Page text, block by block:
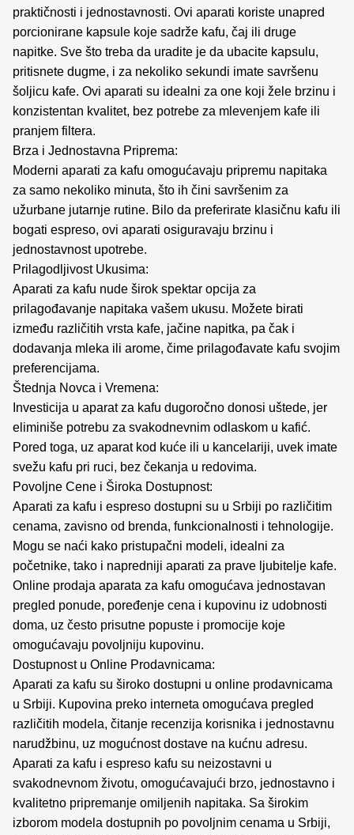
praktičnosti i jednostavnosti. Ovi aparati koriste unapred
porcionirane kapsule koje sadrže kafu, čaj ili druge
napitke. Sve što treba da uradite je da ubacite kapsulu,
pritisnete dugme, i za nekoliko sekundi imate savršenu
šoljicu kafe. Ovi aparati su idealni za one koji žele brzinu i
konzistentan kvalitet, bez potrebe za mlevenjem kafe ili
pranjem filtera.
Brza i Jednostavna Priprema:
Moderni aparati za kafu omogućavaju pripremu napitaka
za samo nekoliko minuta, što ih čini savršenim za
užurbane jutarnje rutine. Bilo da preferirate klasičnu kafu ili
bogati espreso, ovi aparati osiguravaju brzinu i
jednostavnost upotrebe.
Prilagodljivost Ukusima:
Aparati za kafu nude širok spektar opcija za
prilagođavanje napitaka vašem ukusu. Možete birati
između različitih vrsta kafe, jačine napitka, pa čak i
dodavanja mleka ili arome, čime prilagođavate kafu svojim
preferencijama.
Štednja Novca i Vremena:
Investicija u aparat za kafu dugoročno donosi uštede, jer
eliminiše potrebu za svakodnevnim odlaskom u kafić.
Pored toga, uz aparat kod kuće ili u kancelariji, uvek imate
svežu kafu pri ruci, bez čekanja u redovima.
Povoljne Cene i Široka Dostupnost:
Aparati za kafu i espreso dostupni su u Srbiji po različitim
cenama, zavisno od brenda, funkcionalnosti i tehnologije.
Mogu se naći kako pristupačni modeli, idealni za
početnike, tako i napredniji aparati za prave ljubitelje kafe.
Online prodaja aparata za kafu omogućava jednostavan
pregled ponude, poređenje cena i kupovinu iz udobnosti
doma, uz često prisutne popuste i promocije koje
omogućavaju povoljniju kupovinu.
Dostupnost u Online Prodavnicama:
Aparati za kafu su široko dostupni u online prodavnicama
u Srbiji. Kupovina preko interneta omogućava pregled
različitih modela, čitanje recenzija korisnika i jednostavnu
narudžbinu, uz mogućnost dostave na kućnu adresu.
Aparati za kafu i espreso kafu su neizostavni u
svakodnevnom životu, omogućavajući brzo, jednostavno i
kvalitetno pripremanje omiljenih napitaka. Sa širokim
izborom modela dostupnih po povoljnim cenama u Srbiji,